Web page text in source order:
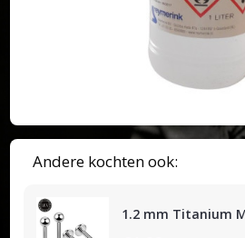
Andere kochten ook:
1.2 mm Titanium